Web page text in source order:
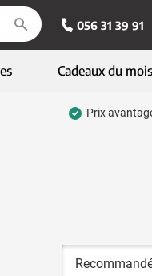
056 31 39 91
Cadeaux du
Prix